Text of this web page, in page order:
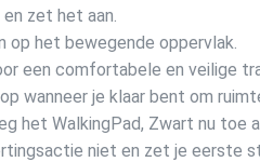
zet het aan.
het bewegende oppervlak.
een comfortabele en veilige
wanneer je klaar bent om
het WalkingPad, Zwart nu toe
niet en zet je eerste